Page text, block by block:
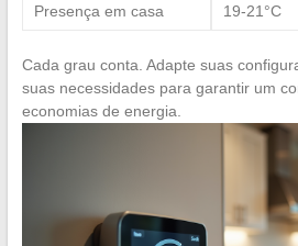
Presença em casa 19-21°C
Cada grau conta. Adapte suas
suas necessidades para garantir um
economias de energia.